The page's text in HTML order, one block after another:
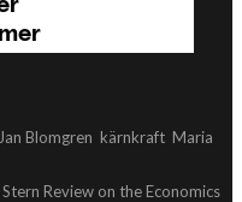
Jan Blomgren kärnkraft Maria
Stern Review on the Economics